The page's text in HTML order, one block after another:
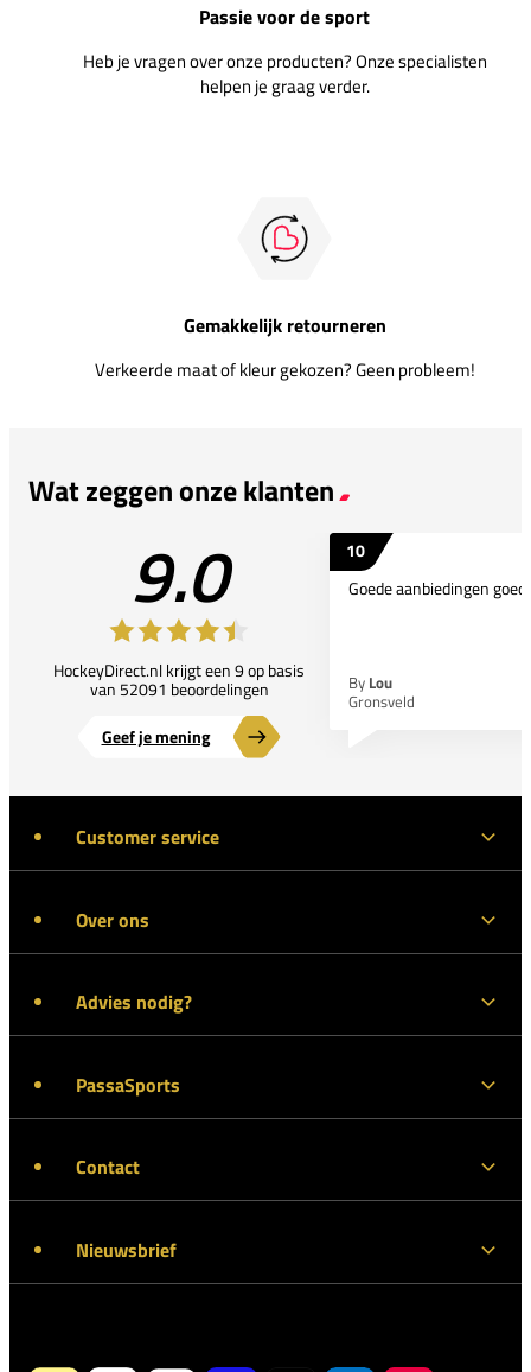
Passie voor de sport
Heb je vragen over onze producten? Onze specialisten
helpen je graag verder.
Gemakkelijk retourneren
Verkeerde maat of kleur gekozen? Geen probleem!
Wat zeggen onze klanten
9.0
HockeyDirect.nl krijgt een 9 op basis
van 52091 beoordelingen
Geef je mening
10
Goede aanbiedingen
By Lou
Gronsveld
Customer service
Over ons
Advies nodig?
PassaSports
Contact
Nieuwsbrief